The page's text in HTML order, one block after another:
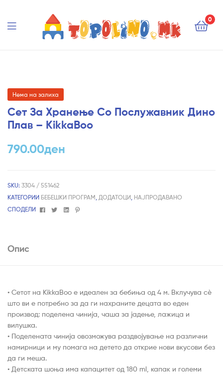
0
Нема на залиха
Сет За Хранење Со Послужавник Дино
Плав – КikkaBoo
790.00ден
SKU: 3304 / 551462
КАТЕГОРИИ БЕБЕШКИ ПРОГРАМ ДОДАТОЦИ НАЈПРОДАВАНО
СПОДЕЛИ
FacebookTwitterLinkedin
Pinterest
Опис
• Сетот на KikkaBoo е идеален за бебиња од 4 м. Вклучува сè
што ви е потребно за да ги нахраните децата во еден
производ: поделена чинија, чаша за јадење, лажица и
вилушка.
• Поделената чинија овозможува раздвојување на различни
намирници и му помага на детето да открие нови вкусови без
да ги меша.
• Детската шоња има капацитет од 180 ml, капак и големи